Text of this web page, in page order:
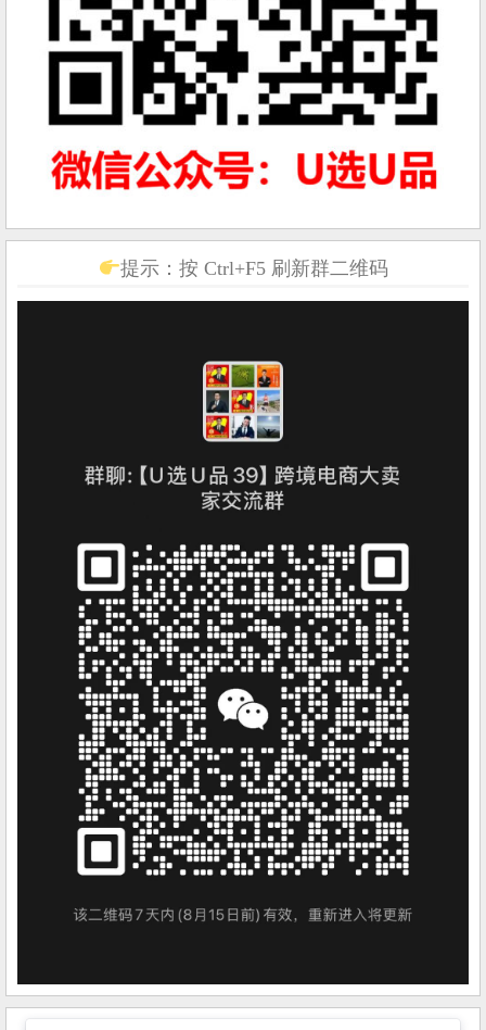
提示：按 Ctrl+F5 刷新群二维码